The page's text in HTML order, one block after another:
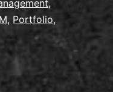
,
, Portfolio,